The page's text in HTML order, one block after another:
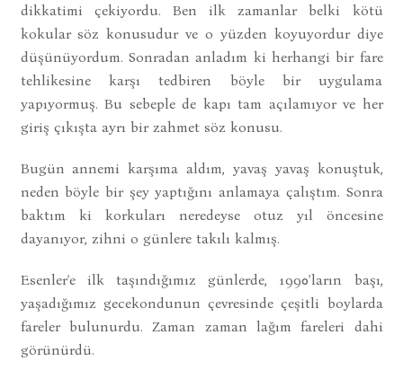
dikkatimi çekiyordu. Ben ilk zamanlar belki kötü
kokular söz konusudur ve o yüzden koyuyordur diye
düşünüyordum. Sonradan anladım ki herhangi bir fare
tehlikesine karşı tedbiren böyle bir uygulama
yapıyormuş. Bu sebeple de kapı tam açılamıyor ve her
giriş çıkışta ayrı bir zahmet söz konusu.
Bugün annemi karşıma aldım, yavaş yavaş konuştuk,
neden böyle bir şey yaptığını anlamaya çalıştım. Sonra
baktım ki korkuları neredeyse otuz yıl öncesine
dayanıyor, zihni o günlere takılı kalmış.
Esenler'e ilk taşındığımız günlerde, 1990'ların başı,
yaşadığımız gecekondunun çevresinde çeşitli boylarda
fareler bulunurdu. Zaman zaman lağım fareleri dahi
görünürdü.